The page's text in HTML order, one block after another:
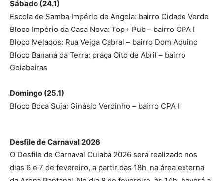
Sábado (24.1)
Escola de Samba Império de Angola: bairro Cidade Verde
Bloco Império da Casa Nova: Top+ Pub – bairro CPA I
Bloco Melados: Rua Veiga Cabral – bairro Dom Aquino
Bloco Banana da Terra: praça Oito de Abril – bairro
Goiabeiras
Domingo (25.1)
Bloco Boca Suja: Ginásio Verdinho – bairro CPA I
Desfile de Carnaval 2026
O Desfile de Carnaval Cuiabá 2026 será realizado nos
dias 6 e 7 de fevereiro, a partir das 18h, na área externa